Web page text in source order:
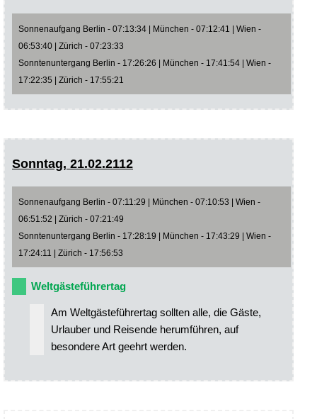
Sonnenaufgang Berlin - 07:13:34 | München - 07:12:41 | Wien -
06:53:40 | Zürich - 07:23:33
Sonntenuntergang Berlin - 17:26:26 | München - 17:41:54 | Wien -
17:22:35 | Zürich - 17:55:21
Sonntag, 21.02.2112
Sonnenaufgang Berlin - 07:11:29 | München - 07:10:53 | Wien -
06:51:52 | Zürich - 07:21:49
Sonntenuntergang Berlin - 17:28:19 | München - 17:43:29 | Wien -
17:24:11 | Zürich - 17:56:53
Weltgästeführertag
Am Weltgästeführertag sollten alle, die Gäste,
Urlauber und Reisende herumführen, auf
besondere Art geehrt werden.